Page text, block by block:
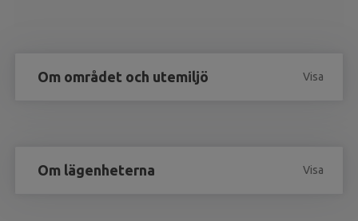
Om området och utemiljö Visa
Om lägenheterna Visa